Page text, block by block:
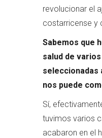
revolucionar el
costarricense y
Sabemos que
salud de
seleccionadas
nos puede
Sí,
tuvimos varios
acabaron en el